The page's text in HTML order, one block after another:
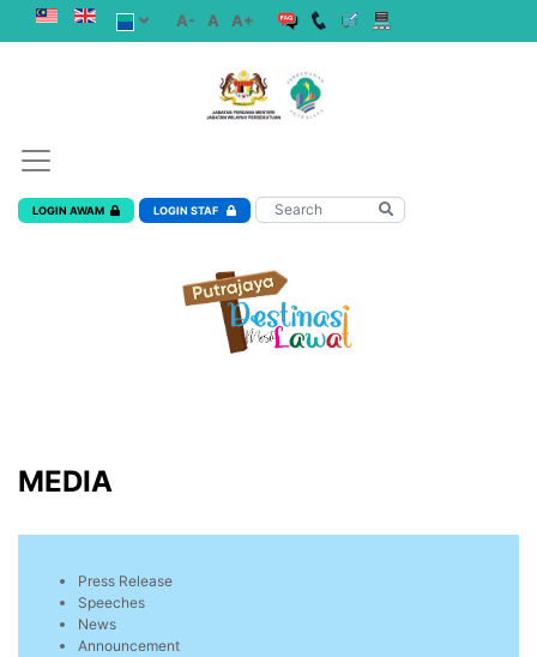
A- A A+
LOGIN AWAM LOGIN STAF
MEDIA
Press Release
Speeches
News
Announcement